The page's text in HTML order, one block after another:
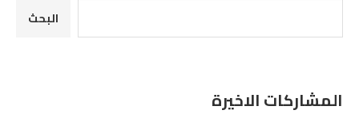
البحث
المشاركات الاخيرة